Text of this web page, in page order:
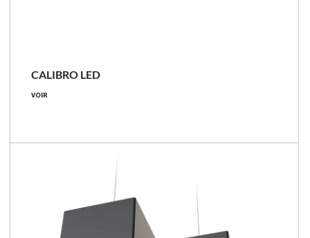
CALIBRO LED
VOIR